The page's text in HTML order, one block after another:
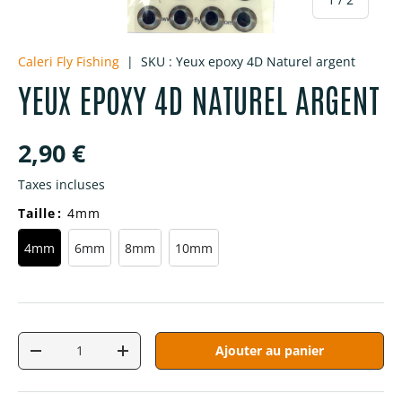
Caleri Fly Fishing | SKU : Yeux epoxy 4D Naturel argent
YEUX EPOXY 4D NATUREL ARGENT
Prix habituel
2,90 €
Taxes incluses
Taille: 4mm
4mm 6mm 8mm 10mm
Qté
Diminuer la quantitéAugmenter la quantitéAjouter au panier